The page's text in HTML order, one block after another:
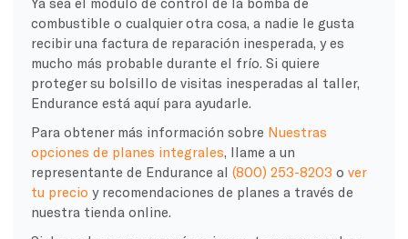
combustible o cualquier otra cosa, a nadie le gusta
recibir una factura de reparación inesperada, y es
mucho más probable durante el frío. Si quiere
proteger su bolsillo de visitas inesperadas al taller,
Endurance está aquí para ayudarle.
Para obtener más información sobre Nuestras
opciones de planes integrales , llame a un
representante de Endurance al (800) 253-8203 o ver
tu precio y recomendaciones de planes a través de
nuestra tienda online.